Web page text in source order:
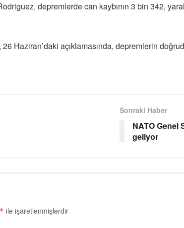
depremlerde can kaybının 3 bin 342,
Haziran’daki açıklamasında, depremlerin
Sonraki Haber
NATO Genel
geliyor
* ile işaretlenmişlerdir